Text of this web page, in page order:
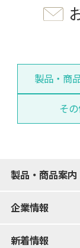
製品・商
そ
製品・商品案内
企業情報
新着情報